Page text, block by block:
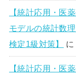
【統計応用・医
モデルの統計数
検定1級対策】
に
【統計応用・医